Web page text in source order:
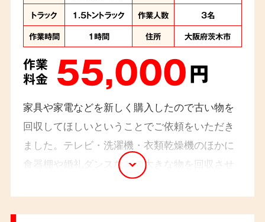
トラック 1.5トントラック 作業人数
3名
作業時間
1時間 住所 大阪府茨木市
作業
料金 55,000円
家具や家電などを新しく購入したので古い物を
回収してほしいということでご依頼をいただき
ました。テレビ・洗濯機・衣類乾燥機のほかに
食器棚や婚礼ダンスなどの大きな物を回収させ